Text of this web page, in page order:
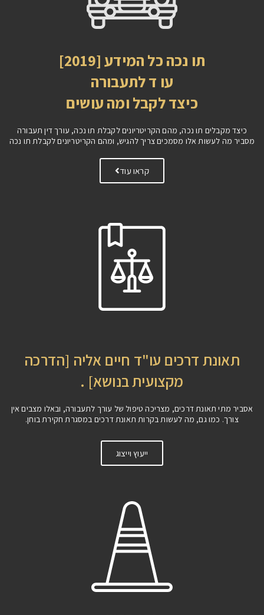
תו נכה כל המידע [2019]
עו ד לתעבורה
כיצד לקבל ומה עושים
כיצד מקבלים תו נכה, מהם הקריטריונים לקבלת תו נכה, עורך דין תעבורה
מסביר מה לעשות אלו מסמכים צריך להגיש, ומהם הקריטריונים לקבלת תו נכה
קראו עוד
תאונת דרכים עו"ד חיים אליה [הדרכה
מקצועית בנושא] .
אסביר מתי תאונת דרכים, מצריכה טיפול של עורך לתעבורה, ובאלו מצבים אין
צורך. כמו גם, מה לעשות בקרות תאונת דרכים במסגרת חקירת בוחן.
ייעוץ וייצוג